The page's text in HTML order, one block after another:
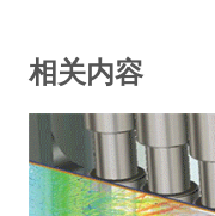
相关内容